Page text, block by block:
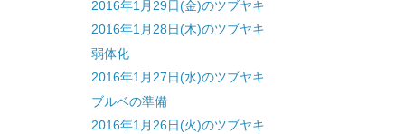
2016年1月29日(金)のツブヤキ
2016年1月28日(木)のツブヤキ
弱体化
2016年1月27日(水)のツブヤキ
ブルベの準備
2016年1月26日(火)のツブヤキ